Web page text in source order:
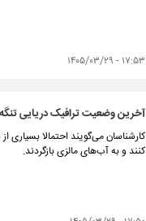
۱۷:۵۳ - ۱۴۰۵/۰۳/۲۹
آخرین وضعیت ترافیک دریایی
کارشناسان می‌گویند احتمالا بسیاری
کنند ‌و به آب‌های مالزی بازگردند.